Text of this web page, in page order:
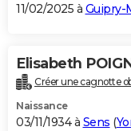
11/02/2025 à Guipry-
Elisabeth
Créer une cagnotte
Naissance
03/11/1934 à Sens (